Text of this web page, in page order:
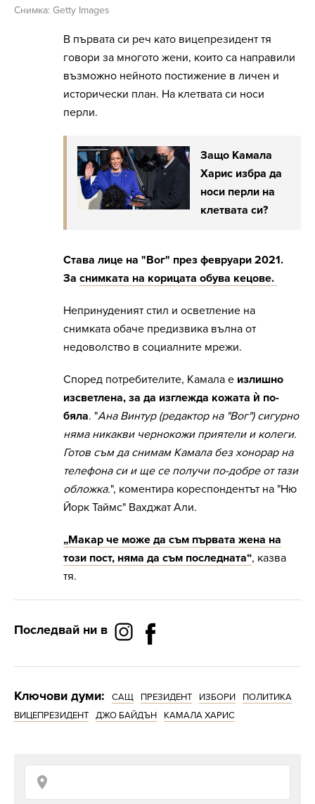
Снимка: Getty Images
В първата си реч като вицепрезидент тя
говори за многото жени, които са направили
възможно нейното постижение в личен и
исторически план. На клетвата си носи
перли.
Защо Камала
Харис избра да
носи перли на
клетвата си?
Става лице на "Вог" през февруари 2021.
За снимката на корицата обува кецове.
Непринуденият стил и осветление на
снимката обаче предизвика вълна от
недоволство в социалните мрежи.
Според потребителите, Камала е излишно
изсветлена, за да изглежда кожата ѝ по-
бяла. "Ана Винтур (редактор на "Вог") сигурно
няма никакви чернокожи приятели и колеги.
Готов съм да снимам Камала без хонорар на
телефона си и ще се получи по-добре от тази
обложка.", коментира кореспондентът на "Ню
Йорк Таймс" Вахджат Али.
„Макар че може да съм първата жена на
този пост, няма да съм последната“, казва
тя.
Последвай ни в
Ключови думи: САЩ ПРЕЗИДЕНТ ИЗБОРИ
ПОЛИТИКА
ВИЦЕПРЕЗИДЕНТ
ДЖО БАЙДЪН КАМАЛА ХАРИС